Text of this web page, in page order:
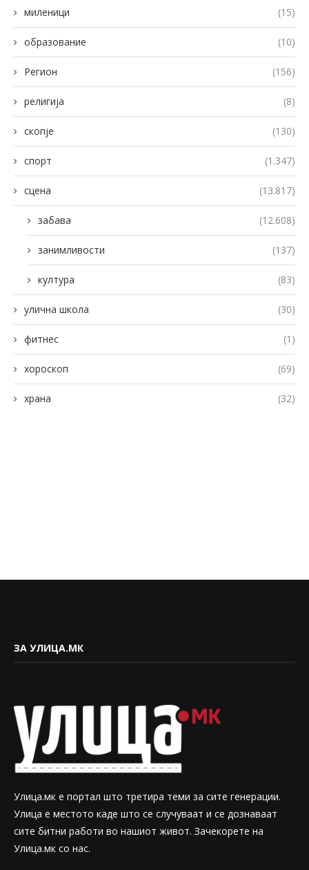
миленици (15)
образование (10)
Регион (156)
религија (8)
скопје (130)
спорт (1.347)
сцена (13.817)
забава (12.608)
занимливости (137)
култура (83)
улична школа (30)
фитнес (1)
хороскоп (69)
храна (32)
ЗА УЛИЦА.МК
Улица.мк е портал што третира теми за сите генерации.
Улица е местото каде што се случуваат и се дознаваат
сите битни работи во нашиот живот. Зачекорете на
Улица.мк со нас.